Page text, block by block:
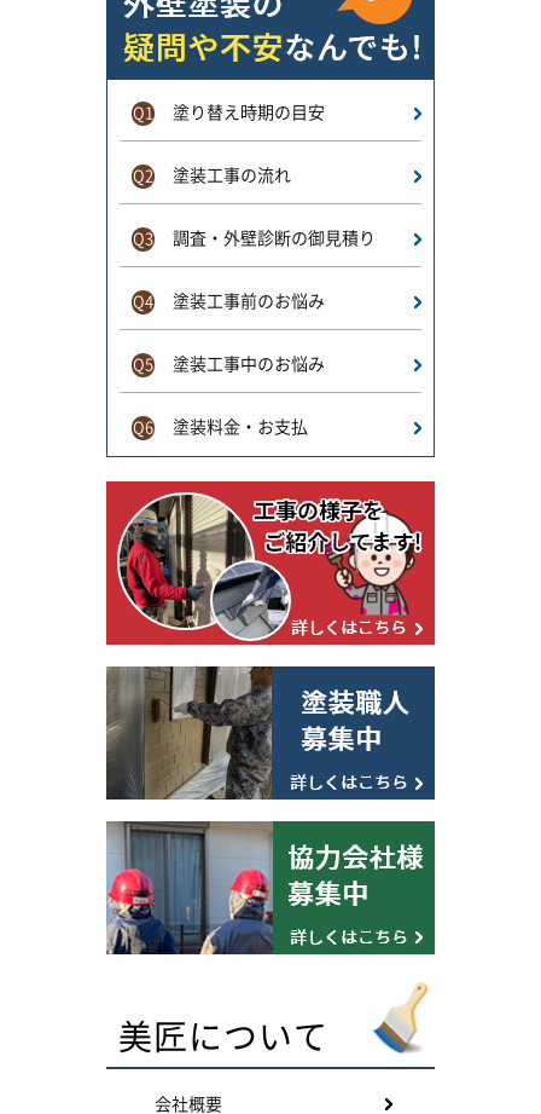
Q1 塗り替え時期の目安
Q2 塗装工事の流れ
Q3 調査・外壁診断の御見積り
Q4 塗装工事前のお悩み
Q5 塗装工事中のお悩み
Q6 塗装料金・お支払
美匠について
会社概要